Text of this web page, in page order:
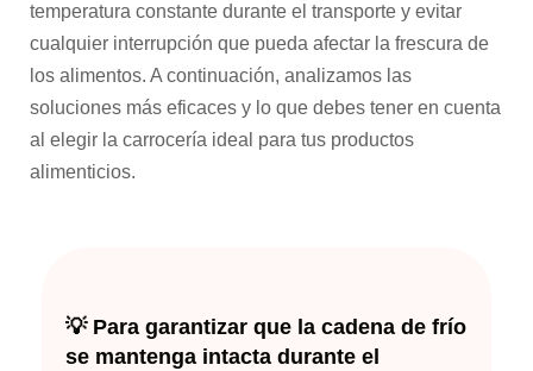
temperatura constante durante el transporte y evitar
cualquier interrupción que pueda afectar la frescura de
los alimentos. A continuación, analizamos las
soluciones más eficaces y lo que debes tener en cuenta
al elegir la carrocería ideal para tus productos
alimenticios.
💡 Para garantizar que la cadena de frío
se mantenga intacta durante el